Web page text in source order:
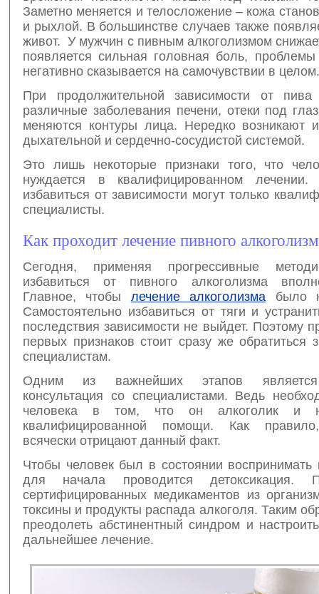
Заметно меняется и телосложение – кожа
и рыхлой. В большинстве случаев также
живот. У мужчин с пивным алкоголизмом
появляется сильная головная боль,
негативно сказывается на самочувствии в целом.
При продолжительной зависимости от пива
различные заболевания печени, отеки под
меняются контуры лица. Нередко возникают
дыхательной и сердечно-сосудистой системой.
Это лишь некоторые признаки того, что
нуждается в квалифицированном
избавиться от зависимости могут только
специалисты.
Как проходит лечение пивного
Сегодня, применяя прогрессивные
избавиться от пивного алкоголизма
Главное, чтобы лечение алкоголизма было
Самостоятельно избавиться от тяги и
последствия зависимости не выйдет. Поэтому
первых признаков стоит сразу же
специалистам.
Одним из важнейших этапов является
консультация со специалистами. Ведь
человека в том, что он алкоголик и
квалифицированной помощи. Как
всячески отрицают данный факт.
Чтобы человек был в состоянии
для начала проводится детоксикация.
сертифицированных медикаментов из
токсины и продукты распада алкоголя. Таким
преодолеть абстинентный синдром и
дальнейшее лечение.